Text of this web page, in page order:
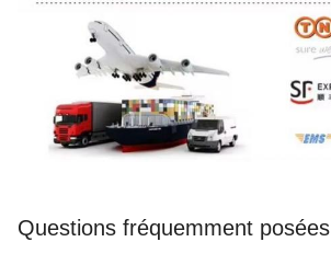
Questions fréquemment posées